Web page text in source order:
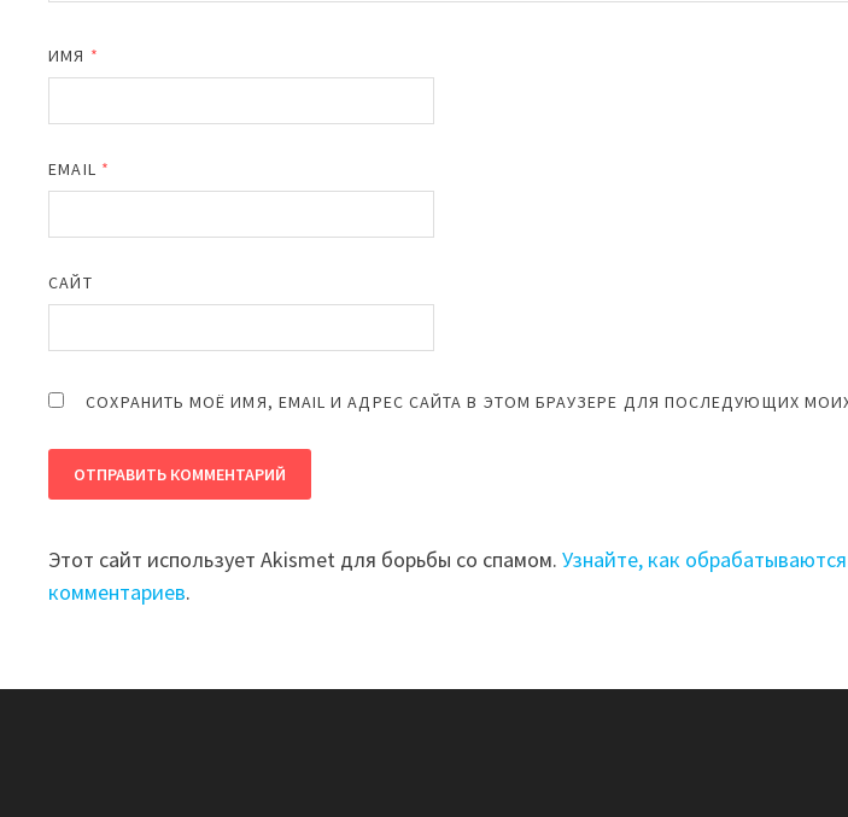
ИМЯ *
EMAIL *
САЙТ
СОХРАНИТЬ МОЁ ИМЯ, EMAIL И АДРЕС САЙТА В ЭТОМ БРАУЗЕРЕ ДЛЯ ПОСЛЕДУЮЩИХ
Этот сайт использует Akismet для борьбы со спамом.Узнайте, как
комментариев.